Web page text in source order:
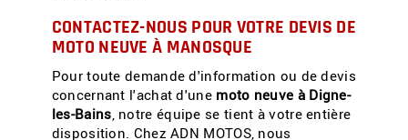
CONTACTEZ-NOUS POUR VOTRE DEVIS DE
MOTO NEUVE À MANOSQUE
Pour toute demande d'information ou de devis
concernant l'achat d'une moto neuve à Digne-
les-Bains, notre équipe se tient à votre entière
disposition. Chez ADN MOTOS, nous